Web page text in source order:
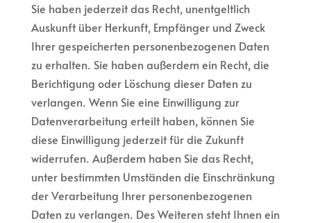
Sie haben jederzeit das Recht, unentgeltlich
Auskunft über Herkunft, Empfänger und Zweck
Ihrer gespeicherten personenbezogenen Daten
zu erhalten. Sie haben außerdem ein Recht, die
Berichtigung oder Löschung dieser Daten zu
verlangen. Wenn Sie eine Einwilligung zur
Datenverarbeitung erteilt haben, können Sie
diese Einwilligung jederzeit für die Zukunft
widerrufen. Außerdem haben Sie das Recht,
unter bestimmten Umständen die Einschränkung
der Verarbeitung Ihrer personenbezogenen
Daten zu verlangen. Des Weiteren steht Ihnen ein